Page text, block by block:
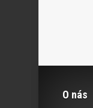
O nás